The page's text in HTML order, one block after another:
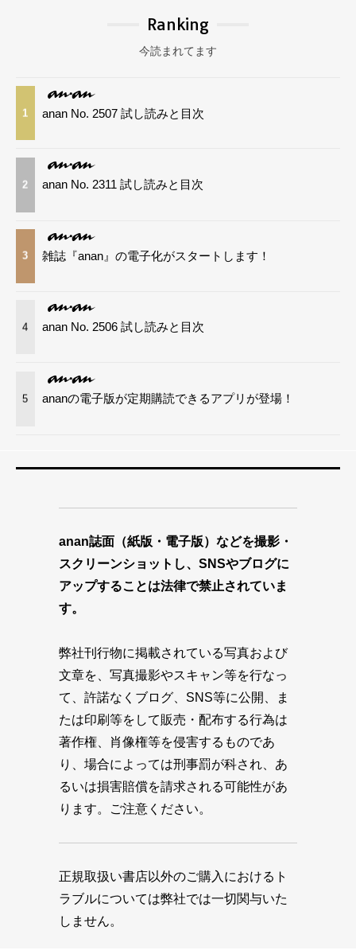
Ranking
今読まれてます
1 anan No. 2507 試し読みと目次
2 anan No. 2311 試し読みと目次
3 雑誌『anan』の電子化がスタートします！
4 anan No. 2506 試し読みと目次
5 ananの電子版が定期購読できるアプリが登場！
anan誌面（紙版・電子版）などを撮影・
スクリーンショットし、SNSやブログに
アップすることは法律で禁止されていま
す。
弊社刊行物に掲載されている写真および
文章を、写真撮影やスキャン等を行なっ
て、許諾なくブログ、SNS等に公開、ま
たは印刷等をして販売・配布する行為は
著作権、肖像権等を侵害するものであ
り、場合によっては刑事罰が科され、あ
るいは損害賠償を請求される可能性があ
ります。ご注意ください。
正規取扱い書店以外のご購入におけるト
ラブルについては弊社では一切関与いた
しません。